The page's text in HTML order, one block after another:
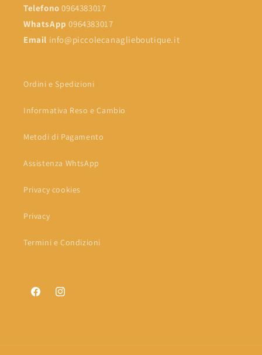
Telefono 0964383017
WhatsApp0964383017
Email info@piccolecanaglieboutique.it
Ordini e Spedizioni
Informativa Reso e Cambio
Metodi di Pagamento
Assistenza WhtsApp
Privacy cookies
Privacy
Termini e Condizioni
FacebookInstagram